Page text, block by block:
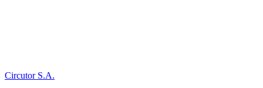
Circutor S.A.